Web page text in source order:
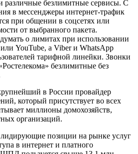
различные безлимитные сервисы. С
в мессенджеры интернет-трафик
при общении в соцсетях или
от выбранного пакета.
о лимитах при использовании
YouTube, а Viber и WhatsApp
тарифной линейки. Звонки
безлимитные без
в России провайдер
который присутствует во всех
миллионы домохозяйств,
организаций.
лидирующие позиции на рынке услуг
в интернет и платного